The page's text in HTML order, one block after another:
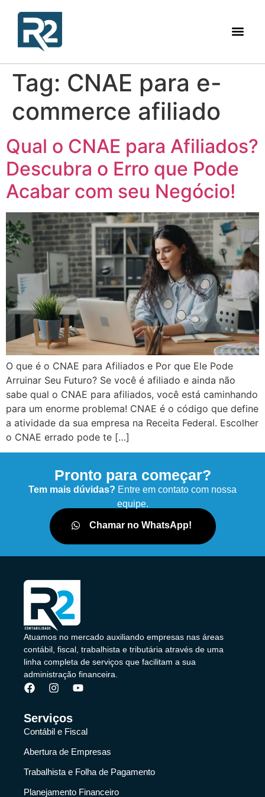
Tag: CNAE para e-
commerce afiliado
Qual o CNAE para Afiliados?
Descubra o Erro que Pode
Acabar com seu Negócio!
O que é o CNAE para Afiliados e Por que Ele Pode
Arruinar Seu Futuro? Se você é afiliado e ainda não
sabe qual o CNAE para afiliados, você está caminhando
para um enorme problema! CNAE é o código que define
a atividade da sua empresa na Receita Federal. Escolher
o CNAE errado pode te […]
Pronto para começar?
Tem mais dúvidas? Entre em contato com nossa
equipe.
Chamar no WhatsApp!
Atuamos no mercado auxiliando empresas nas áreas
contábil, fiscal, trabalhista e tributária através de uma
linha completa de serviços que facilitam a sua
administração financeira.
Serviços
Contábil e Fiscal
Abertura de Empresas
Trabalhista e Folha de Pagamento
Planejamento Financeiro